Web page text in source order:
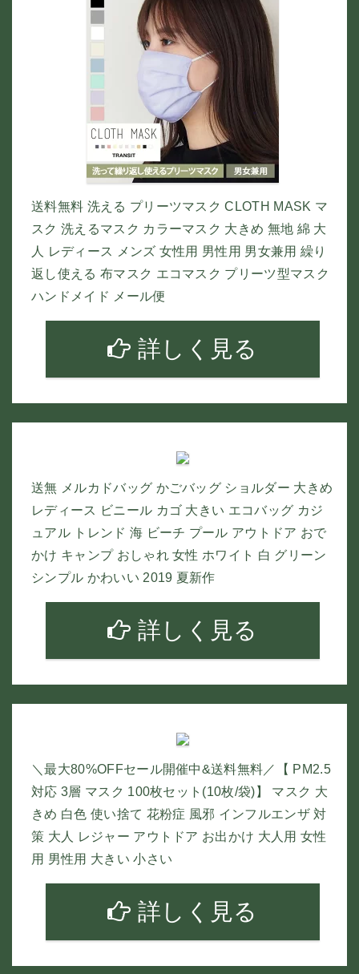
送料無料 洗える プリーツマスク CLOTH MASK マ
スク 洗えるマスク カラーマスク 大きめ 無地 綿 大
人 レディース メンズ 女性用 男性用 男女兼用 繰り
返し使える 布マスク エコマスク プリーツ型マスク
ハンドメイド メール便
詳しく見る
送無 メルカドバッグ かごバッグ ショルダー 大きめ
レディース ビニール カゴ 大きい エコバッグ カジ
ュアル トレンド 海 ビーチ プール アウトドア おで
かけ キャンプ おしゃれ 女性 ホワイト 白 グリーン
シンプル かわいい 2019 夏新作
詳しく見る
＼最大80%OFFセール開催中&送料無料／【 PM2.5
対応 3層 マスク 100枚セット(10枚/袋)】 マスク 大
きめ 白色 使い捨て 花粉症 風邪 インフルエンザ 対
策 大人 レジャー アウトドア お出かけ 大人用 女性
用 男性用 大きい 小さい
詳しく見る